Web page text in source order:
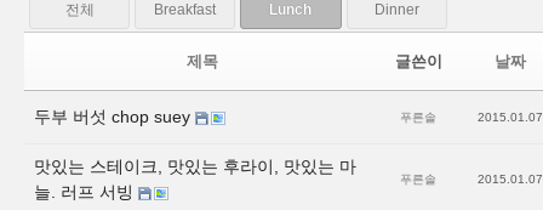
전체 Breakfast Lunch Dinner
제목 글쓴이 날짜
두부 버섯 chop suey 푸른솔 2015.01.07
맛있는 스테이크, 맛있는 후라이, 맛있는 마
늘. 러프 서빙
푸른솔 2015.01.07